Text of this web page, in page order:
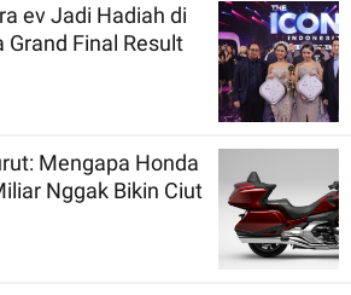
ev Jadi Hadiah di
Final Result
Mengapa Honda
Nggak Bikin Ciut